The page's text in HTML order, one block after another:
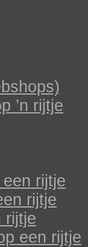
’n rijtje
rijtje
rijtje
rijtje
een rijtje